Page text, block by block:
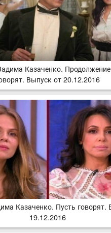
Казаченко.
Выпуск от 20.12.2016
Казаченко. Пусть говорят.
19.12.2016